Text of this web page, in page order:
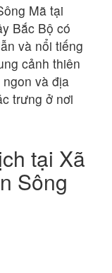
Mã tại
Bắc Bộ có
và nổi tiếng
cảnh thiên
và địa
trưng ở nơi
tại Xã
Sông